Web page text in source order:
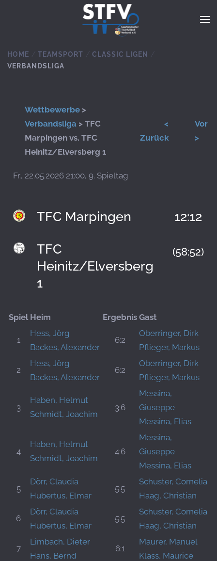
Zum Hauptinhalt springen
HOME TEAMSPORT
CLASSIC LIGEN
VERBANDSLIGA
Wettbewerbe >
Verbandsliga > TFC
Marpingen vs. TFC
Heinitz/Elversberg 1
<
Zurück
Vor
>
Fr., 22.05.2026 21:00, 9. Spieltag
TFC Marpingen 12:12
(58:52)
TFC
Heinitz/Elversberg
1
Spiel Heim Ergebnis Gast
1
Hess, Jörg
Backes, Alexander
6:2
Oberringer, Dirk
Pflieger, Markus
2
Hess, Jörg
Backes, Alexander
6:2
Oberringer, Dirk
Pflieger, Markus
3
Haben, Helmut
Schmidt, Joachim
3:6
Messina,
Giuseppe
Messina, Elias
4
Haben, Helmut
Schmidt, Joachim
4:6
Messina,
Giuseppe
Messina, Elias
5
Dörr, Claudia
Hubertus, Elmar
5:5
Schuster, Cornelia
Haag, Christian
6
Dörr, Claudia
Hubertus, Elmar
5:5
Schuster, Cornelia
Haag, Christian
7
Limbach, Dieter
Hans, Bernd
6:1
Maurer, Manuel
Klass, Maurice